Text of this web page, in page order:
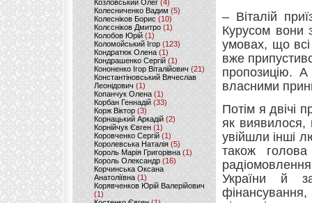
Козловський Олег(4)
Колесниченко Вадим (5)
Колесніков Борис (10)
Колєсніков Дмитро (1)
Колобов Юрій (1)
Коломойський Ігор (123)
Кондратюк Олена(1)
Кондрашенко Сергій (1)
Кононенко Ігор Віталійович (21)
Константіновський Вячеслав
Леонідович (1)
Копанчук Олена (1)
Корбан Геннадій (33)
Корж Віктор (3)
Корнацький Аркадій (2)
Корнійчук Євген (1)
Коровченко Сергій (1)
Королевська Наталія(5)
Король Марія Григорівна (1)
Король Олександр (16)
Корчинська Оксана
Анатоліївна (1)
Корявченков Юрій Валерійович
(1)
– Віталій
Курусом вони
умовах, що всі
вже
пропозицію.
власними
Потім я двічі
як виявилося,
увійшли інші
також
України й